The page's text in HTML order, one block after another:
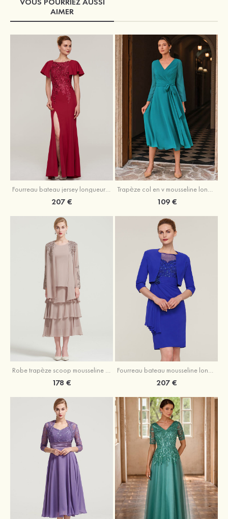
AIMER
207 € 109 €
Robe trapèze scoop mousseline longueur mollet robe de mère de la mariée avec appliqué volants veste
178 €
Fourreau bateau mousseline longueur genou robe de mère de la mariée avec appliqué perle plissé veste
207 €